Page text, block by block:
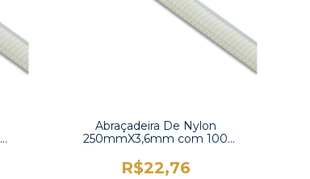
Abraçadeira De Nylon
250mmX3,6mm com 100
R$22,76